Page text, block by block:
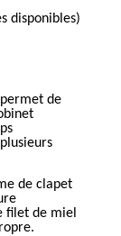
disponibles)
de
de clapet
filet de miel